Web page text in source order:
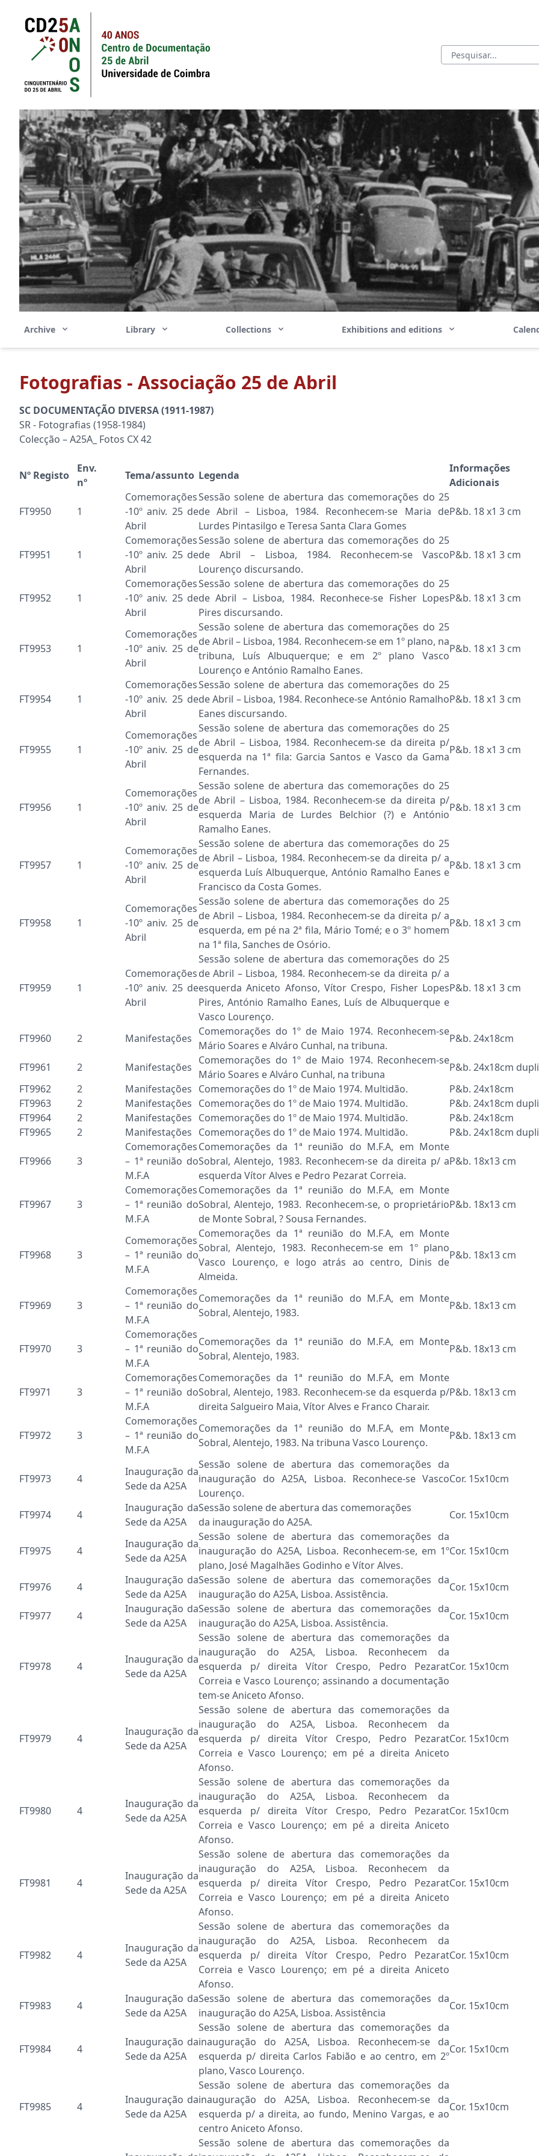
Archive Library Collections Exhibitions and editions
Fotografias - Associação 25 de Abril
SC DOCUMENTAÇÃO DIVERSA (1911-1987)
SR - Fotografias (1958-1984)
Colecção – A25A_ Fotos CX 42
Nº Registo
Env.
nº
Tema/assunto Legenda
Informações
Adicionais
FT9950 1
Comemorações
-10º aniv. 25 de
Abril
Sessão solene de abertura das comemorações do 25
de Abril – Lisboa, 1984. Reconhecem-se Maria de
Lurdes Pintasilgo e Teresa Santa Clara Gomes
P&b. 18 x1 3 cm
FT9951 1
Comemorações
-10º aniv. 25 de
Abril
Sessão solene de abertura das comemorações do 25
de Abril – Lisboa, 1984. Reconhecem-se Vasco
Lourenço discursando.
P&b. 18 x1 3 cm
FT9952 1
Comemorações
-10º aniv. 25 de
Abril
Sessão solene de abertura das comemorações do 25
de Abril – Lisboa, 1984. Reconhece-se Fisher Lopes
Pires discursando.
P&b. 18 x1 3 cm
FT9953 1
Comemorações
-10º aniv. 25 de
Abril
Sessão solene de abertura das comemorações do 25
de Abril – Lisboa, 1984. Reconhecem-se em 1º plano, na
tribuna, Luís Albuquerque; e em 2º plano Vasco
Lourenço e António Ramalho Eanes.
P&b. 18 x1 3 cm
FT9954 1
Comemorações
-10º aniv. 25 de
Abril
Sessão solene de abertura das comemorações do 25
de Abril – Lisboa, 1984. Reconhece-se António Ramalho
Eanes discursando.
P&b. 18 x1 3 cm
FT9955 1
Comemorações
-10º aniv. 25 de
Abril
Sessão solene de abertura das comemorações do 25
de Abril – Lisboa, 1984. Reconhecem-se da direita p/
esquerda na 1ª fila: Garcia Santos e Vasco da Gama
Fernandes.
P&b. 18 x1 3 cm
FT9956 1
Comemorações
-10º aniv. 25 de
Abril
Sessão solene de abertura das comemorações do 25
de Abril – Lisboa, 1984. Reconhecem-se da direita p/
esquerda Maria de Lurdes Belchior (?) e António
Ramalho Eanes.
P&b. 18 x1 3 cm
FT9957 1
Comemorações
-10º aniv. 25 de
Abril
Sessão solene de abertura das comemorações do 25
de Abril – Lisboa, 1984. Reconhecem-se da direita p/ a
esquerda Luís Albuquerque, António Ramalho Eanes e
Francisco da Costa Gomes.
P&b. 18 x1 3 cm
FT9958 1
Comemorações
-10º aniv. 25 de
Abril
Sessão solene de abertura das comemorações do 25
de Abril – Lisboa, 1984. Reconhecem-se da direita p/ a
esquerda, em pé na 2ª fila, Mário Tomé; e o 3º homem
na 1ª fila, Sanches de Osório.
P&b. 18 x1 3 cm
FT9959 1
Comemorações
-10º aniv. 25 de
Abril
Sessão solene de abertura das comemorações do 25
de Abril – Lisboa, 1984. Reconhecem-se da direita p/ a
esquerda Aniceto Afonso, Vítor Crespo, Fisher Lopes
Pires, António Ramalho Eanes, Luís de Albuquerque e
Vasco Lourenço.
P&b. 18 x1 3 cm
FT9960 2 Manifestações
Comemorações do 1º de Maio 1974. Reconhecem-se
Mário Soares e Alváro Cunhal, na tribuna.
P&b. 24x18cm
FT9961 2 Manifestações
Comemorações do 1º de Maio 1974. Reconhecem-se
Mário Soares e Alváro Cunhal, na tribuna
P&b. 24x18cm
FT9962
2 Manifestações Comemorações do 1º de Maio 1974. Multidão.
P&b. 24x18cm
FT9963
2 Manifestações Comemorações do 1º de Maio 1974. Multidão.
P&b. 24x18cm
FT9964
2 Manifestações Comemorações do 1º de Maio 1974. Multidão.
P&b. 24x18cm
FT9965
2 Manifestações Comemorações do 1º de Maio 1974. Multidão. P&b. 24x18cm
FT9966 3
Comemorações
– 1ª reunião do
M.F.A
Comemorações da 1ª reunião do M.F.A, em Monte
Sobral, Alentejo, 1983. Reconhecem-se da direita p/ a
esquerda Vítor Alves e Pedro Pezarat Correia.
P&b. 18x13 cm
FT9967 3
Comemorações
– 1ª reunião do
M.F.A
Comemorações da 1ª reunião do M.F.A, em Monte
Sobral, Alentejo, 1983. Reconhecem-se, o proprietário
de Monte Sobral, ? Sousa Fernandes.
P&b. 18x13 cm
FT9968 3
Comemorações
– 1ª reunião do
M.F.A
Comemorações da 1ª reunião do M.F.A, em Monte
Sobral, Alentejo, 1983. Reconhecem-se em 1º plano
Vasco Lourenço, e logo atrás ao centro, Dinis de
Almeida.
P&b. 18x13 cm
FT9969 3
Comemorações
– 1ª reunião do
M.F.A
Comemorações da 1ª reunião do M.F.A, em Monte
Sobral, Alentejo, 1983.
P&b. 18x13 cm
FT9970 3
Comemorações
– 1ª reunião do
M.F.A
Comemorações da 1ª reunião do M.F.A, em Monte
Sobral, Alentejo, 1983.
P&b. 18x13 cm
FT9971 3
Comemorações
– 1ª reunião do
M.F.A
Comemorações da 1ª reunião do M.F.A, em Monte
Sobral, Alentejo, 1983. Reconhecem-se da esquerda p/
direita Salgueiro Maia, Vítor Alves e Franco Charair.
P&b. 18x13 cm
FT9972 3
Comemorações
– 1ª reunião do
M.F.A
Comemorações da 1ª reunião do M.F.A, em Monte
Sobral, Alentejo, 1983. Na tribuna Vasco Lourenço.
P&b. 18x13 cm
FT9973 4
Inauguração da
Sede da A25A
Sessão solene de abertura das comemorações da
inauguração do A25A, Lisboa. Reconhece-se Vasco
Lourenço.
Cor. 15x10cm
FT9974 4
Inauguração da
Sede da A25A
Sessão solene de abertura das comemorações
da inauguração do A25A.
Cor. 15x10cm
FT9975 4
Inauguração da
Sede da A25A
Sessão solene de abertura das comemorações da
inauguração do A25A, Lisboa. Reconhecem-se, em 1º
plano, José Magalhães Godinho e Vítor Alves.
Cor. 15x10cm
FT9976 4
Inauguração da
Sede da A25A
Sessão solene de abertura das comemorações da
inauguração do A25A, Lisboa. Assistência.
Cor. 15x10cm
FT9977 4
Inauguração da
Sede da A25A
Sessão solene de abertura das comemorações da
inauguração do A25A, Lisboa. Assistência.
Cor. 15x10cm
FT9978 4
Inauguração da
Sede da A25A
Sessão solene de abertura das comemorações da
inauguração do A25A, Lisboa. Reconhecem da
esquerda p/ direita Vítor Crespo, Pedro Pezarat
Correia e Vasco Lourenço; assinando a documentação
tem-se Aniceto Afonso.
Cor. 15x10cm
FT9979 4
Inauguração da
Sede da A25A
Sessão solene de abertura das comemorações da
inauguração do A25A, Lisboa. Reconhecem da
esquerda p/ direita Vítor Crespo, Pedro Pezarat
Correia e Vasco Lourenço; em pé a direita Aniceto
Afonso.
Cor. 15x10cm
FT9980 4
Inauguração da
Sede da A25A
Sessão solene de abertura das comemorações da
inauguração do A25A, Lisboa. Reconhecem da
esquerda p/ direita Vítor Crespo, Pedro Pezarat
Correia e Vasco Lourenço; em pé a direita Aniceto
Afonso.
Cor. 15x10cm
FT9981 4
Inauguração da
Sede da A25A
Sessão solene de abertura das comemorações da
inauguração do A25A, Lisboa. Reconhecem da
esquerda p/ direita Vítor Crespo, Pedro Pezarat
Correia e Vasco Lourenço; em pé a direita Aniceto
Afonso.
Cor. 15x10cm
FT9982 4
Inauguração da
Sede da A25A
Sessão solene de abertura das comemorações da
inauguração do A25A, Lisboa. Reconhecem da
esquerda p/ direita Vítor Crespo, Pedro Pezarat
Correia e Vasco Lourenço; em pé a direita Aniceto
Afonso.
Cor. 15x10cm
FT9983 4
Inauguração da
Sede da A25A
Sessão solene de abertura das comemorações da
inauguração do A25A, Lisboa. Assistência
Cor. 15x10cm
FT9984 4
Inauguração da
Sede da A25A
Sessão solene de abertura das comemorações da
inauguração do A25A, Lisboa. Reconhecem-se da
esquerda p/ direita Carlos Fabião e ao centro, em 2º
plano, Vasco Lourenço.
Cor. 15x10cm
FT9985 4
Inauguração da
Sede da A25A
Sessão solene de abertura das comemorações da
inauguração do A25A, Lisboa. Reconhecem-se da
esquerda p/ a direita, ao fundo, Menino Vargas, e ao
centro Aniceto Afonso.
Cor. 15x10cm
Sessão solene de abertura das comemorações da